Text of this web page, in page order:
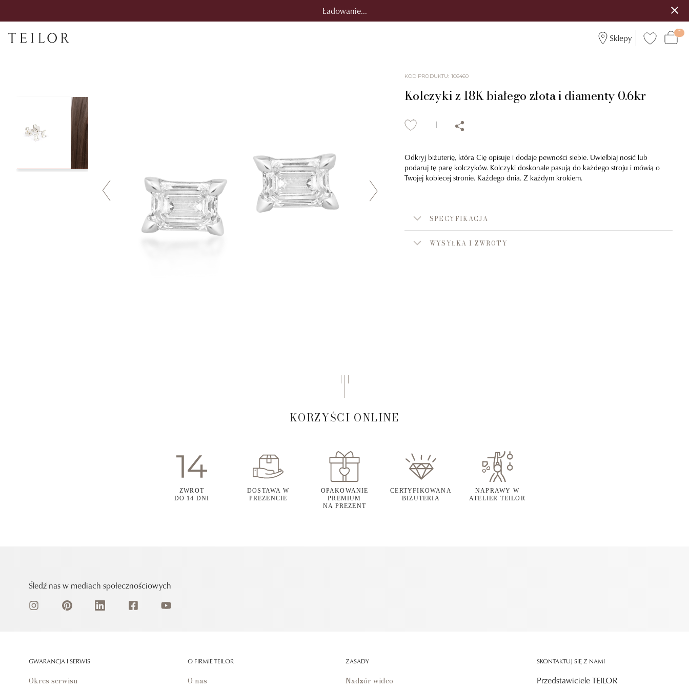
Ładowanie...
Sklepy
KOD PRODUKTU: 106460
Kolczyki z 18K białego złota i diamenty 0.6kr
Odkryj biżuterię, która Cię opisuje i dodaje pewności siebie. Uwielbiaj nosić lub
podaruj tę parę kolczyków. Kolczyki doskonale pasują do każdego stroju i mówią o
Twojej kobiecej stronie. Każdego dnia. Z każdym krokiem.
SPECYFIKACJA
WYSYŁKA I ZWROTY
KORZYŚCI ONLINE
ZWROT
DO 14 DNI
DOSTAWA W
PREZENCIE
OPAKOWANIE
PREMIUM
NA PREZENT
CERTYFIKOWANA
BIŻUTERIA
NAPRAWY W
ATELIER TEILOR
Śledź nas w mediach społecznościowych
GWARANCJA I SERWIS
Okres serwisu
O FIRMIE TEILOR
O nas
ZASADY
Nadzór wideo
SKONTAKTUJ SIĘ Z NAMI
Przedstawiciele TEILOR